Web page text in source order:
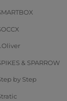
& SPARROW
by Step